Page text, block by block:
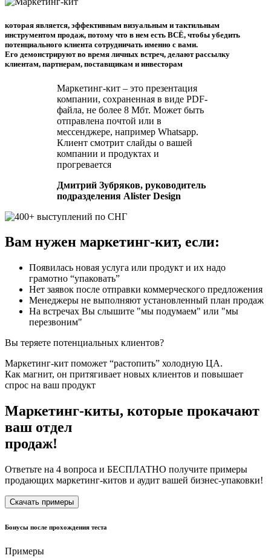
которая является, эффективным визуальным и тактильным
инструментом продаж, потому что в нем есть ВСЁ, чтобы убедить
потенциального клиента сотрудничать именно с вами.
Его демонстрируют во время личных встреч, делают рассылку
клиентам, партнерам, поставщикам и инвесторам
Маркетинг-кит – это презентация
компании, сохраненная в виде PDF-
файла, не более 8 Мбт. Может быть
отправлена почтой или в
мессенджере, например Whatsapp.
Клиент смотрит слайды о вашей
компании и продуктах и
прогревается
Дмитрий Зубряков, руководитель
подразделения Alister Design
Вам нужен маркетинг-кит, если:
Появилась новая услуга или продукт и их надо
грамотно “упаковать”
Нет заявок после отправки коммерческого предложения
Менеджеры не выполняют установленный план продаж
На встречах Вы слышите "мы подумаем" или "мы
перезвоним"
Вы теряете потенциальных клиентов?
Маркетинг-кит поможет “растопить” холодную ЦА.
Как магнит, он притягивает новых клиентов и повышает
спрос на ваш продукт
Маркетинг-киты, которые прокачают
ваш отдел
продаж!
Ответьте на 4 вопроса и БЕСПЛАТНО получите примеры
продающих маркетинг-китов и аудит вашей бизнес-упаковки!
Скачать примеры
Бонусы после прохождения теста
Примеры